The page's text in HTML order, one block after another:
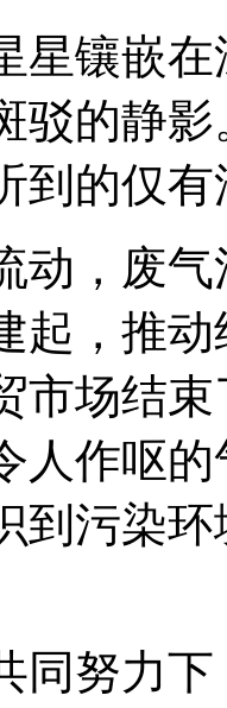
星镶嵌
驳的静
到的仅
动，废
起，推
市场结
人作呕
到污染
同努力